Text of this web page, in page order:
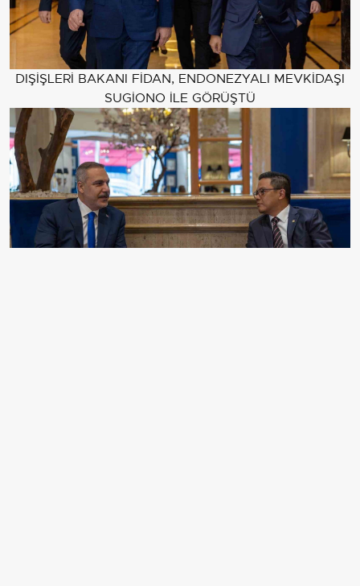
DIŞİŞLERİ BAKANI FİDAN, ENDONEZYALI MEVKİDAŞI
SUGİONO İLE GÖRÜŞTÜ